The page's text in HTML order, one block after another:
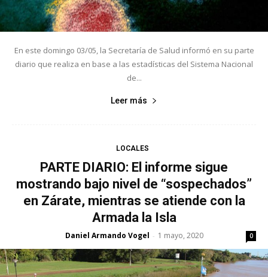
En este domingo 03/05, la Secretaría de Salud informó en su parte
diario que realiza en base a las estadísticas del Sistema Nacional
de...
Leer más
LOCALES
PARTE DIARIO: El informe sigue
mostrando bajo nivel de “sospechados”
en Zárate, mientras se atiende con la
Armada la Isla
Daniel Armando Vogel - 1 mayo, 2020 0